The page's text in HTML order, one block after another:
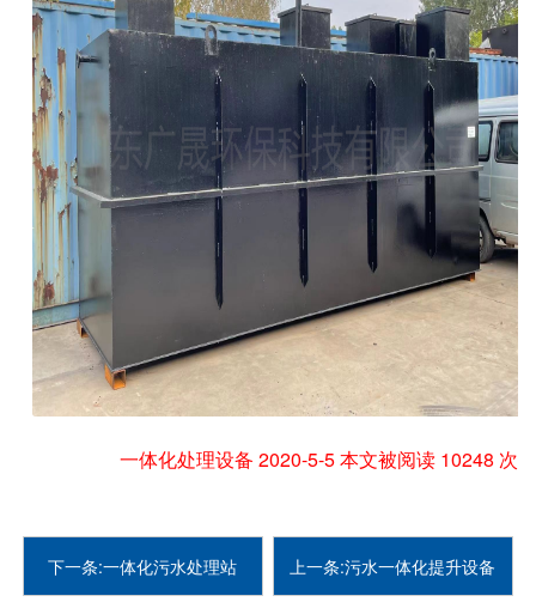
一体化处理设备 2020-5-5 本文被阅读 10248 次
下一条:一体化污水处理站 上一条:污水一体化提升设备